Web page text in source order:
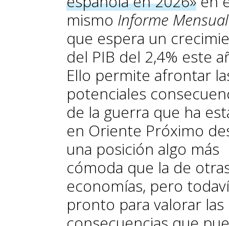
mismo Informe Mensual
que espera un
del PIB del 2,4% este
Ello permite afrontar
potenciales
de la guerra que ha
en Oriente Próximo
una posición algo más
cómoda que la de
economías, pero
pronto para valorar las